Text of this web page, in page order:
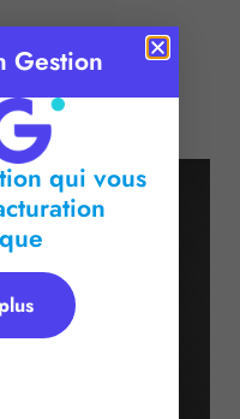
2017
: < 1
Gestion
qui vous